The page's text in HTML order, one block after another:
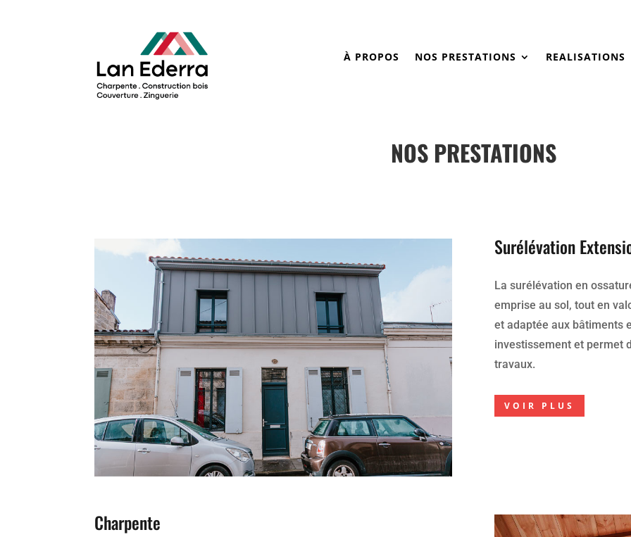
À PROPOS NOS PRESTATIONS REALISATIONS
NOS PRESTATIONS
Surélévation
La surélévation en
emprise au sol, tout en
et adaptée aux bâtiments
investissement et permet
travaux.
VOIR PLUS
Charpente